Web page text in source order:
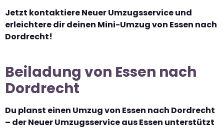
Jetzt kontaktiere Neuer Umzugsservice und
erleichtere dir deinen Mini-Umzug von Essen nach
Dordrecht!
Beiladung von Essen nach
Dordrecht
Du planst einen Umzug von Essen nach Dordrecht
– der Neuer Umzugsservice aus Essen unterstützt